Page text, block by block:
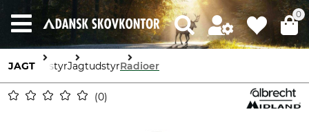
0
JAGT UdstyrJagtudstyrRadioer
0